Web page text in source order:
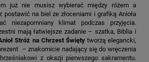
już nie musisz wybierać między różem a
postawić na biel ze złoceniami i grafiką Anioła
niezapomniany klimat podczas przyjęcia.
mają łatwiejsze zadanie – szatka, Biblia i
Stróż na Chrzest Świętytworzą elegancki,
– znakomicie nadający się do wręczenia
z okazji pierwszego sakramentu.